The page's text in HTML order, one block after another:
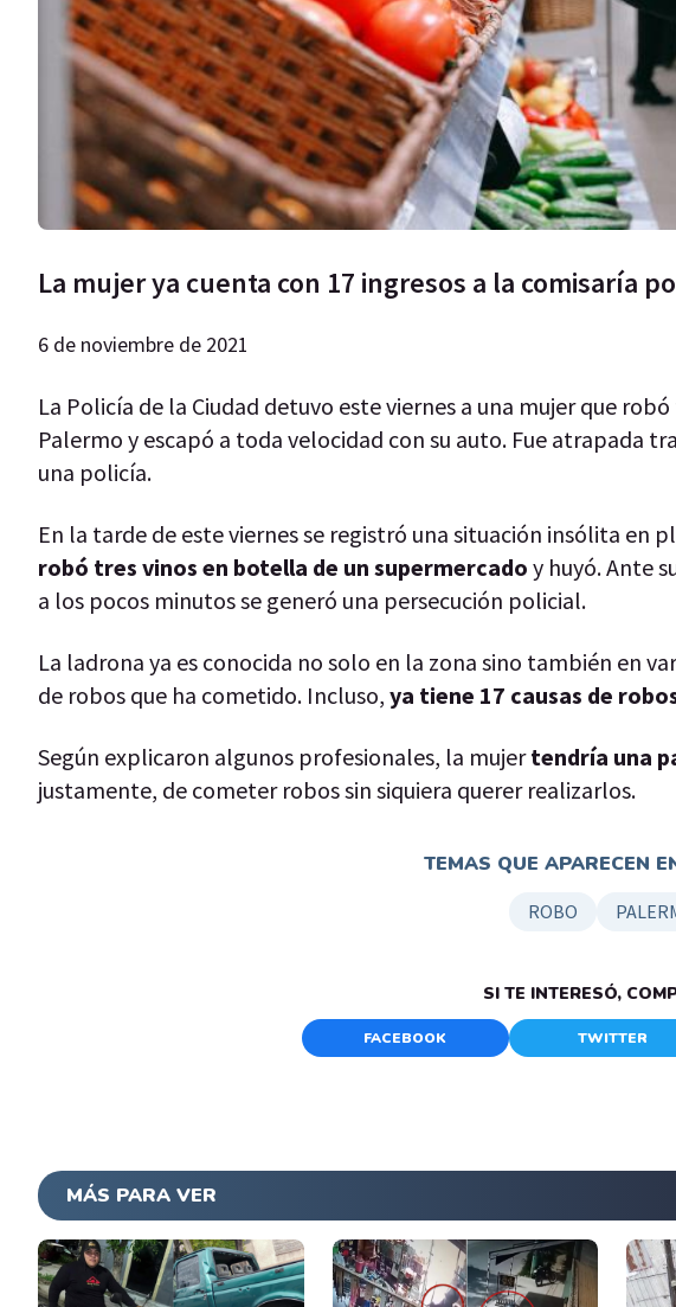
La mujer ya cuenta con 17 ingresos a la comisaría
6 de noviembre de 2021
La Policía de la Ciudad detuvo este viernes a una mujer que
Palermo y escapó a toda velocidad con su auto. Fue atrapada
una policía.
En la tarde de este viernes se registró una situación insólita en
robó tres vinos en botella de un supermercado y huyó. Ante
a los pocos minutos se generó una persecución policial.
La ladrona ya es conocida no solo en la zona sino también en
de robos que ha cometido. Incluso, ya tiene 17 causas de
Según explicaron algunos profesionales, la mujertendría una
justamente, de cometer robos sin siquiera querer realizarlos.
TEMAS QUE APARECEN
ROBO
SI TE INTERESÓ,
FACEBOOK TWITTER
MÁS PARA VER